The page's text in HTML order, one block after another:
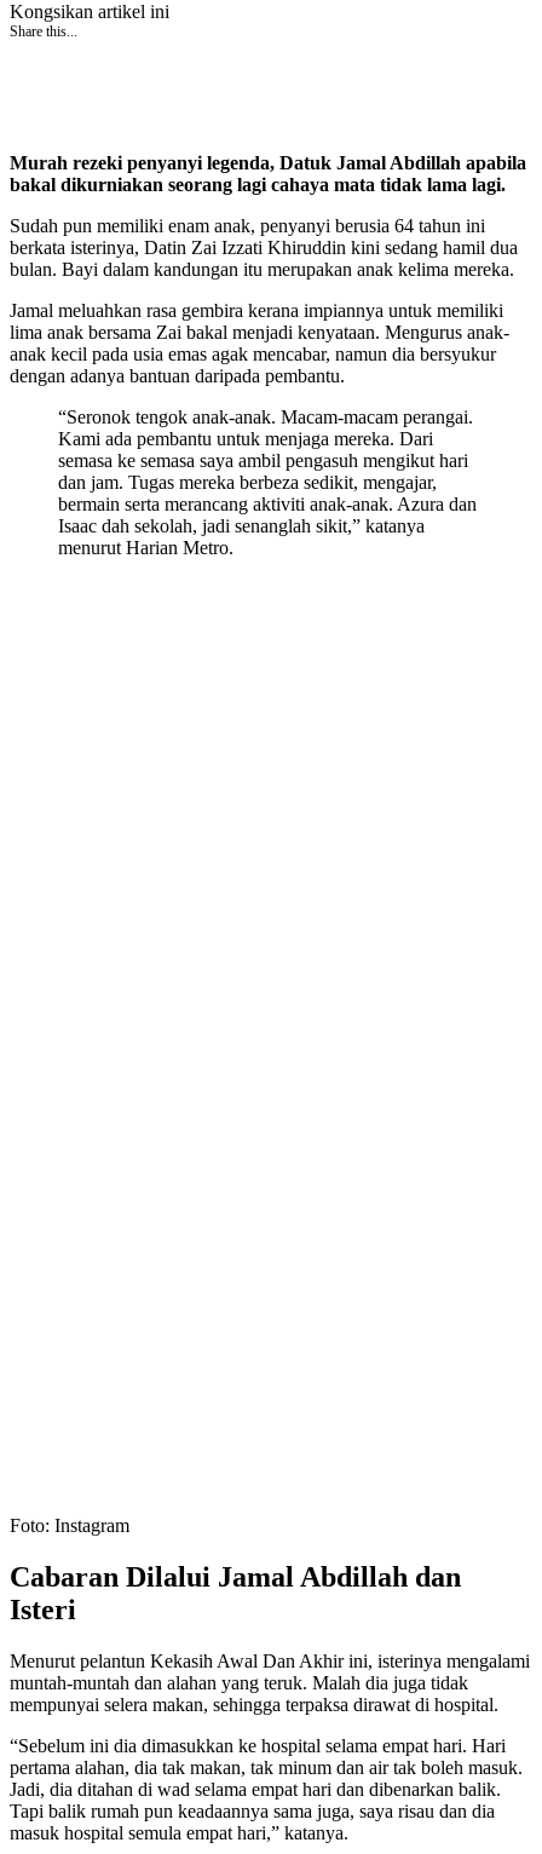
Kongsikan artikel ini
Share this...
Murah rezeki penyanyi legenda, Datuk Jamal Abdillah apabila
bakal dikurniakan seorang lagi cahaya mata tidak lama lagi.
Sudah pun memiliki enam anak, penyanyi berusia 64 tahun ini
berkata isterinya, Datin Zai Izzati Khiruddin kini sedang hamil dua
bulan. Bayi dalam kandungan itu merupakan anak kelima mereka.
Jamal meluahkan rasa gembira kerana impiannya untuk memiliki
lima anak bersama Zai bakal menjadi kenyataan. Mengurus anak-
anak kecil pada usia emas agak mencabar, namun dia bersyukur
dengan adanya bantuan daripada pembantu.
“Seronok tengok anak-anak. Macam-macam perangai.
Kami ada pembantu untuk menjaga mereka. Dari
semasa ke semasa saya ambil pengasuh mengikut hari
dan jam. Tugas mereka berbeza sedikit, mengajar,
bermain serta merancang aktiviti anak-anak. Azura dan
Isaac dah sekolah, jadi senanglah sikit,” katanya
menurut Harian Metro.
Foto: Instagram
Cabaran Dilalui Jamal Abdillah dan
Isteri
Menurut pelantun Kekasih Awal Dan Akhir ini, isterinya mengalami
muntah-muntah dan alahan yang teruk. Malah dia juga tidak
mempunyai selera makan, sehingga terpaksa dirawat di hospital.
“Sebelum ini dia dimasukkan ke hospital selama empat hari. Hari
pertama alahan, dia tak makan, tak minum dan air tak boleh masuk.
Jadi, dia ditahan di wad selama empat hari dan dibenarkan balik.
Tapi balik rumah pun keadaannya sama juga, saya risau dan dia
masuk hospital semula empat hari,” katanya.